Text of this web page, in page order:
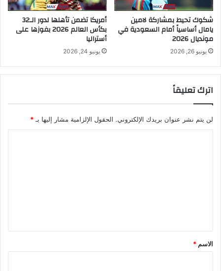
شكوك تحيط بمشاركة لامين
يامال أساسياً أمام السعودية في
مونديال 2026
يونيو 26, 2026
أمريكا تضمن تأهلها لدور الـ32
بكأس العالم 2026 بفوزها على
أستراليا
يونيو 24, 2026
اترك تعليقاً
لن يتم نشر عنوان بريدك الإلكتروني. الحقول الإلزامية مشار إليها بـ *
*
الاسم *